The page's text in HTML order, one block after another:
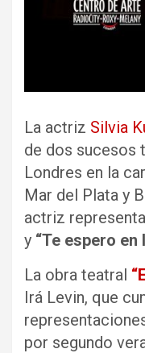
La actriz Silvia
de dos sucesos
Londres en la
Mar del Plata y
actriz
y “Te espero
La obra teatral
Irá Levin, que
por segundo